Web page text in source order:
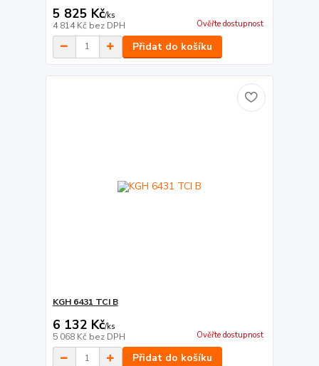
5 825 Kč/ks
4 814 Kč bez DPH Ověřte dostupnost
Přidat do košíku
KGH 6431 TCI B
6 132 Kč/ks
5 068 Kč bez DPH Ověřte dostupnost
Přidat do košíku